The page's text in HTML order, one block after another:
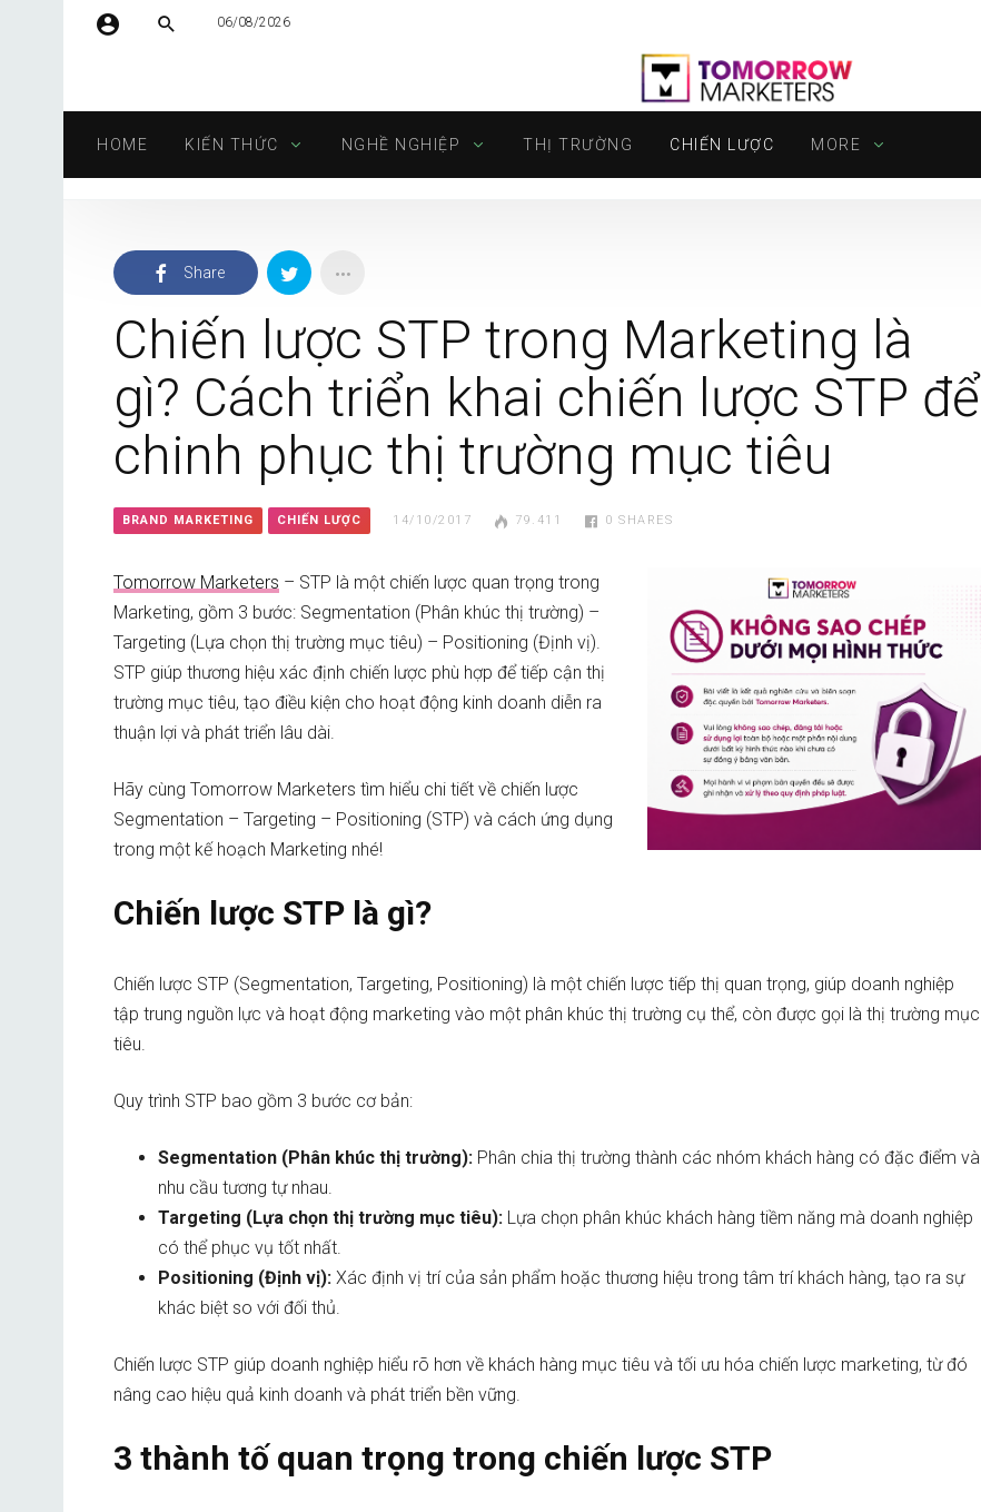
Mật khẩu
Tự động đăng nhập
06/08/2026
HOME KIẾN THỨC NGHỀ NGHIỆP THỊ TRƯỜNG CHIẾN LƯỢC MORE
Share
Chiến lược STP trong Marketing là
gì? Cách triển khai chiến lược STP để
chinh phục thị trường mục tiêu
BRAND MARKETING CHIẾN LƯỢC 14/10/2017 79.411 0 SHARES
Tomorrow Marketers – STP là một chiến lược quan trọng trong
Marketing, gồm 3 bước: Segmentation (Phân khúc thị trường) –
Targeting (Lựa chọn thị trường mục tiêu) – Positioning (Định vị).
STP giúp thương hiệu xác định chiến lược phù hợp để tiếp cận thị
trường mục tiêu, tạo điều kiện cho hoạt động kinh doanh diễn ra
thuận lợi và phát triển lâu dài.
Hãy cùng Tomorrow Marketers tìm hiểu chi tiết về chiến lược
Segmentation – Targeting – Positioning (STP) và cách ứng dụng
trong một kế hoạch Marketing nhé!
Chiến lược STP là gì?
Chiến lược STP (Segmentation, Targeting, Positioning) là một chiến lược tiếp thị quan trọng, giúp doanh nghiệp
tập trung nguồn lực và hoạt động marketing vào một phân khúc thị trường cụ thể, còn được gọi là thị trường mục
tiêu.
Quy trình STP bao gồm 3 bước cơ bản:
Segmentation (Phân khúc thị trường): Phân chia thị trường thành các nhóm khách hàng có đặc điểm và
nhu cầu tương tự nhau.
Targeting (Lựa chọn thị trường mục tiêu): Lựa chọn phân khúc khách hàng tiềm năng mà doanh nghiệp
có thể phục vụ tốt nhất.
Positioning (Định vị): Xác định vị trí của sản phẩm hoặc thương hiệu trong tâm trí khách hàng, tạo ra sự
khác biệt so với đối thủ.
Chiến lược STP giúp doanh nghiệp hiểu rõ hơn về khách hàng mục tiêu và tối ưu hóa chiến lược marketing, từ đó
nâng cao hiệu quả kinh doanh và phát triển bền vững.
3 thành tố quan trọng trong chiến lược STP